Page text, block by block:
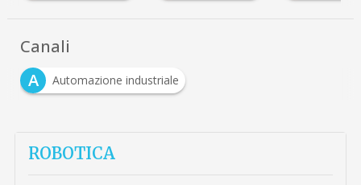
Canali
A
Automazione industriale
ROBOTICA